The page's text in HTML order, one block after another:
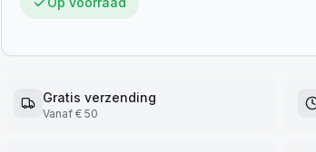
Gratis verzending
Vanaf € 50